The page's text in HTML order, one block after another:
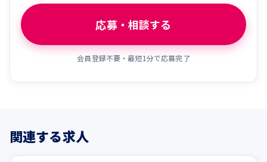
応募・相談する
会員登録不要・最短1分で応募完了
関連する求人